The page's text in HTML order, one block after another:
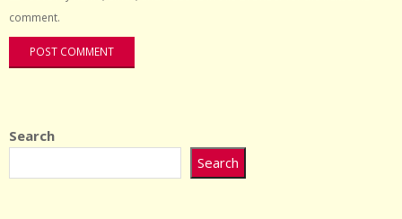
comment.
Search
Search